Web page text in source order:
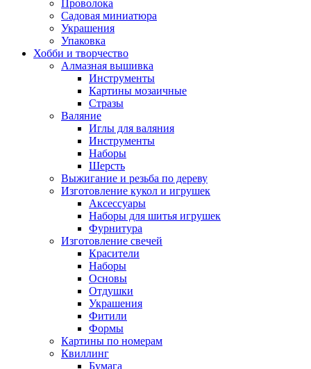
Проволока
Садовая миниатюра
Украшения
Упаковка
Хобби и творчество
Алмазная вышивка
Инструменты
Картины мозаичные
Стразы
Валяние
Иглы для валяния
Инструменты
Наборы
Шерсть
Выжигание и резьба по дереву
Изготовление кукол и игрушек
Аксессуары
Наборы для шитья игрушек
Фурнитура
Изготовление свечей
Красители
Наборы
Основы
Отдушки
Украшения
Фитили
Формы
Картины по номерам
Квиллинг
Бумага